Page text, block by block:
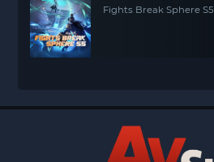
Fights Break Sphere S5